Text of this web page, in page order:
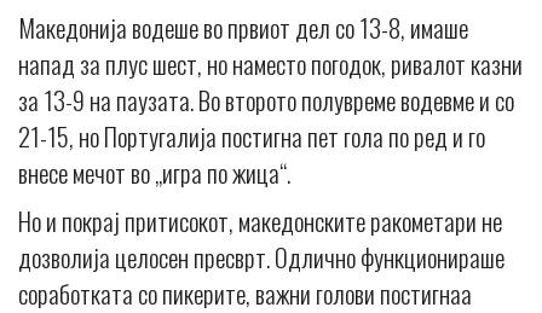
Македонија водеше во првиот дел со 13-8, имаше
напад за плус шест, но наместо погодок, ривалот казни
за 13-9 на паузата. Во второто полувреме водевме и со
21-15, но Португалија постигна пет гола по ред и го
внесе мечот во „игра по жица“.
Но и покрај притисокот, македонските ракометари не
дозволија целосен пресврт. Одлично функционираше
соработката со пикерите, важни голови постигнаа